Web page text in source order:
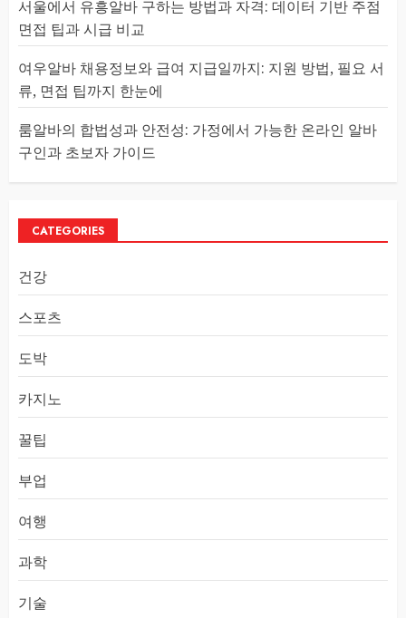
서울에서 유흥알바 구하는 방법과 자격: 데이터 기반 주점
면접 팁과 시급 비교
여우알바 채용정보와 급여 지급일까지: 지원 방법, 필요 서
류, 면접 팁까지 한눈에
룸알바의 합법성과 안전성: 가정에서 가능한 온라인 알바
구인과 초보자 가이드
CATEGORIES
건강
스포츠
도박
카지노
꿀팁
부업
여행
과학
기술